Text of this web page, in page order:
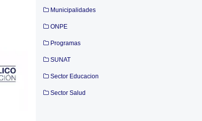
Municipalidades
ONPE
Programas
SUNAT
Sector Educacion
Sector Salud